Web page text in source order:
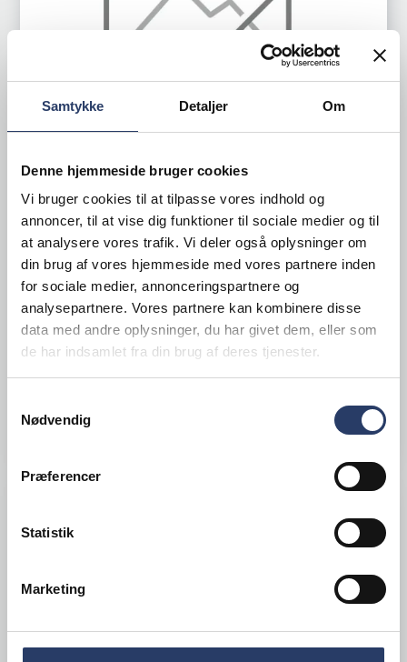
Samtykke Detaljer Om
Denne hjemmeside bruger cookies
Vi bruger cookies til at tilpasse vores indhold og
annoncer, til at vise dig funktioner til sociale medier og til
at analysere vores trafik. Vi deler også oplysninger om
din brug af vores hjemmeside med vores partnere inden
for sociale medier, annonceringspartnere og
analysepartnere. Vores partnere kan kombinere disse
data med andre oplysninger, du har givet dem, eller som
de har indsamlet fra din brug af deres tjenester.
Nødvendig
Præferencer
Statistik
Marketing
Globel
Anretterring
ØxH: 9x4,6 cm
Stål
Varenr.14203301
Bestillingsvare - Forventet leveringstid 21 hverdage